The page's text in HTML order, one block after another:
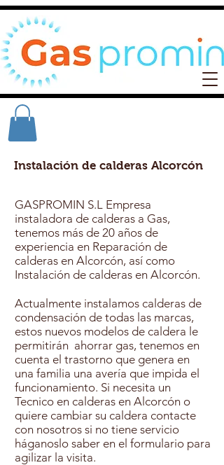
Instalación de calderas Alcorcón
GASPROMIN S.L Empresa
instaladora de calderas a Gas,
tenemos más de 20 años de
experiencia en Reparación de
calderas en Alcorcón, así como
Instalación de calderas en Alcorcón.
Actualmente instalamos calderas de
condensación de todas las marcas,
estos nuevos modelos de caldera le
permitirán ahorrar gas, tenemos en
cuenta el trastorno que genera en
una familia una avería que impida el
funcionamiento. Si necesita un
Tecnico en calderas en Alcorcón o
quiere cambiar su caldera contacte
con nosotros si no tiene servicio
háganoslo saber en el formulario para
agilizar la visita.